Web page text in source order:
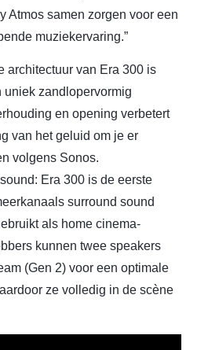
Atmos samen zorgen voor een
muziekervaring.”
architectuur van Era 300 is
uniek zandlopervormig
en opening verbetert
van het geluid om je er
volgens Sonos.
Era 300 is de eerste
surround sound
als home cinema-
kunnen twee speakers
(Gen 2) voor een optimale
ze volledig in de scène